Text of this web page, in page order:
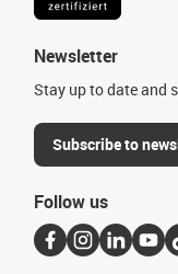
Newsletter
Stay up to date and
Subscribe to
Follow us